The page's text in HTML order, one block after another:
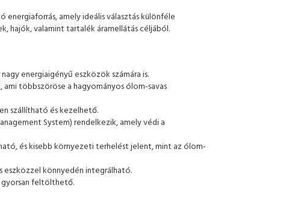
amely ideális választás különféle
hajók, valamint tartalék áramellátás céljából.
energiaigényű eszközök számára is.
többszöröse a hagyományos ólom-savas
szállítható és kezelhető.
System) rendelkezik, amely védi a
és kisebb környezeti terhelést jelent, mint az ólom-
eszközzel könnyedén integrálható.
gyorsan feltölthető.